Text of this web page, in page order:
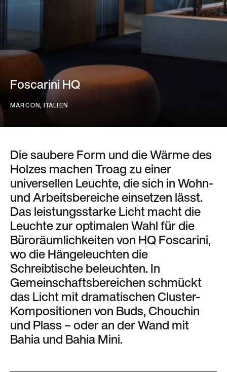
Foscarini HQ
MARCON, ITALIEN
Die saubere Form und die Wärme des
Holzes machen Troag zu einer
universellen Leuchte, die sich in Wohn-
und Arbeitsbereiche einsetzen lässt.
Das leistungsstarke Licht macht die
Leuchte zur optimalen Wahl für die
Büroräumlichkeiten von HQ Foscarini,
wo die Hängeleuchten die
Schreibtische beleuchten. In
Gemeinschaftsbereichen schmückt
das Licht mit dramatischen Cluster-
Kompositionen von Buds, Chouchin
und Plass – oder an der Wand mit
Bahia und Bahia Mini.